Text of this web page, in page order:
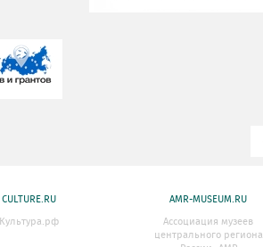
CULTURE.RU
Культура.рф
AMR-MUSEUM.RU
Ассоциация музеев
центрального региона